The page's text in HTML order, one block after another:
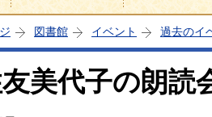
図書館 イベント 過去のイ
美代子の朗読